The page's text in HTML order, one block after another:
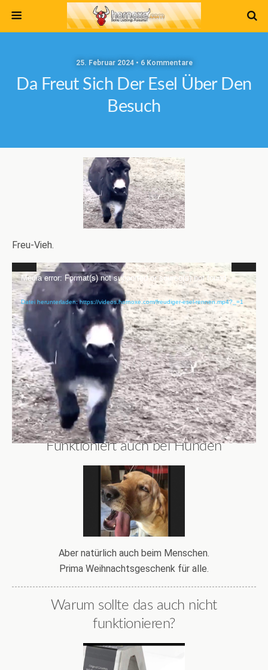
25. Februar 2024 • 6 Kommentare
Da Freut Sich Der Esel Über Den
Besuch
Freu-Vieh.
Video-
Player
Media error: Format(s) not supported or source(s) not found
Datei herunterladen: https://videos.hornoxe.com/freudiger-esel-rennen.mp4?_=1
Mehr bescheuerte Produkte:
Funktioniert auch bei Hunden
Aber natürlich auch beim Menschen.
Prima Weihnachtsgeschenk für alle.
Warum sollte das auch nicht
funktionieren?